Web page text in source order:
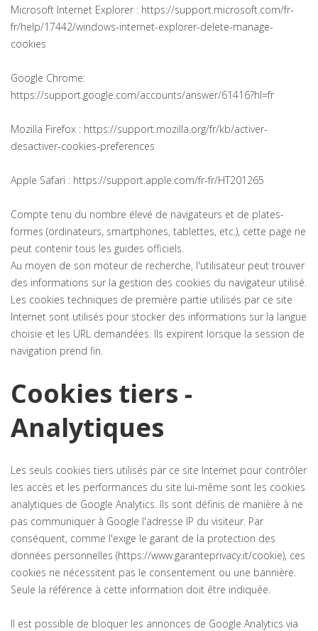
Microsoft Internet Explorer : https://support.microsoft.com/fr-
fr/help/17442/windows-internet-explorer-delete-manage-
cookies
Google Chrome:
https://support.google.com/accounts/answer/61416?hl=fr
Mozilla Firefox : https://support.mozilla.org/fr/kb/activer-
desactiver-cookies-preferences
Apple Safari : https://support.apple.com/fr-fr/HT201265
Compte tenu du nombre élevé de navigateurs et de plates-
formes (ordinateurs, smartphones, tablettes, etc.), cette page ne
peut contenir tous les guides officiels.
Au moyen de son moteur de recherche, l'utilisateur peut trouver
des informations sur la gestion des cookies du navigateur utilisé.
Les cookies techniques de première partie utilisés par ce site
Internet sont utilisés pour stocker des informations sur la langue
choisie et les URL demandées. Ils expirent lorsque la session de
navigation prend fin.
Cookies tiers -
Analytiques
Les seuls cookies tiers utilisés par ce site Internet pour contrôler
les accès et les performances du site lui-même sont les cookies
analytiques de Google Analytics. Ils sont définis de manière à ne
pas communiquer à Google l'adresse IP du visiteur. Par
conséquent, comme l'exige le garant de la protection des
données personnelles (https://www.garanteprivacy.it/cookie), ces
cookies ne nécessitent pas le consentement ou une bannière.
Seule la référence à cette information doit être indiquée.
Il est possible de bloquer les annonces de Google Analytics via